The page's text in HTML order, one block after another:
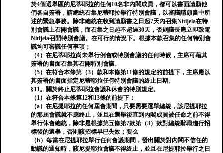
於4個選舉區的尼蒂耶拉的任何10名非內閣成員，都可以書面請願他
們各自簽署，請總統召集尼蒂耶拉舉行特別會議，以審議請願書中所
述的緊急事務。除非總統在收到請願書之日起7天內召集Nitijela在特
別會議上召開會議，而召集之日起不超過30天，否則議長應立即致電
Nitijela召開特別會議。在可行的情況下。根據本款召集的任何特別會
議均可審議任何事項；
（4）在尼蒂耶拉尚未舉行例會或特別會議的任何時候，主席可藉其
簽署的書面召集其召開特別會議。
（5）在符合本條第（3）款和本條第11條的規定的前提下，主席應以
其簽署的書面指定尼蒂耶拉任何特別會議的終止日期。
§11。關於終止尼蒂耶拉會議和休會的特別規定。
（1）在符合本條第12和13條的前提下：
（a）在尼提耶拉的任何屆會期間，只要需要選舉總統，該尼提耶拉
的那屆會議就不應終止，並且在選舉後直到內閣成員被任命之前不得
舉行休會總統，除非是根據第五條第7款第（3）款對總統辭職進行招
標後的選舉，否則該招標早已失效；要么
（b）每當在尼提耶拉舉行任何會議期間，發出關於對內閣不信任的
動議的通知時，該尼提耶拉會議不得終止，並且在尼提耶拉舉行之日